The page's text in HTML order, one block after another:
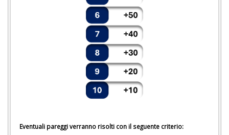
Eventuali pareggi verranno risolti con il seguente criterio: